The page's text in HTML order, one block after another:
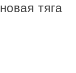
тяга